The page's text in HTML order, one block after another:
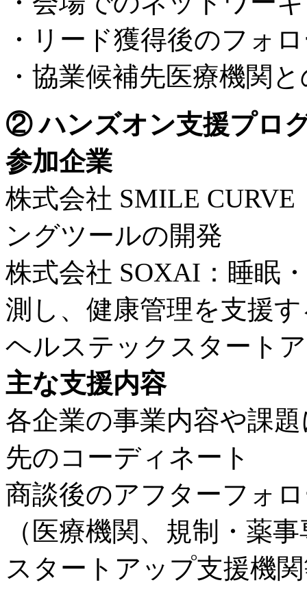
・リード獲得後のフォ
・協業候補先医療機関
② ハンズオン支援プロ
参加企業
株式会社 SMILE
ングツールの開発
株式会社 SOXAI：睡眠
測し、健康管理を支援
ヘルステックスタート
主な支援内容
各企業の事業内容や課
先のコーディネート
商談後のアフターフォ
（医療機関、規制・薬
スタートアップ支援機